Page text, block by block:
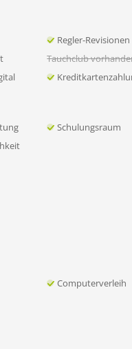
Regler-Revisionen
Tauchclub
Schulungsraum
Computerverleih